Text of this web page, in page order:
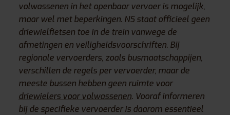
volwassenen in het openbaar vervoer is mogelijk,
maar wel met beperkingen. NS staat officieel geen
driewielfietsen toe in de trein vanwege de
afmetingen en veiligheidsvoorschriften. Bij
regionale vervoerders, zoals busmaatschappijen,
verschillen de regels per vervoerder, maar de
meeste bussen hebben geen ruimte voor
driewielers voor volwassenen. Vooraf informeren
bij de specifieke vervoerder is daarom essentieel